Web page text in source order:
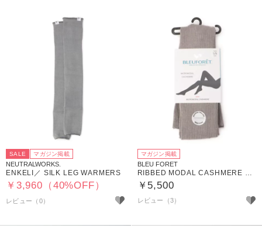
SALE マガジン掲載
NEUTRALWORKS.
ENKELI／ SILK LEG WARMERS
￥3,960（40%OFF）
マガジン掲載
BLEU FORET
RIBBED MODAL CASHMERE TIGHTS
￥5,500
レビュー（3）